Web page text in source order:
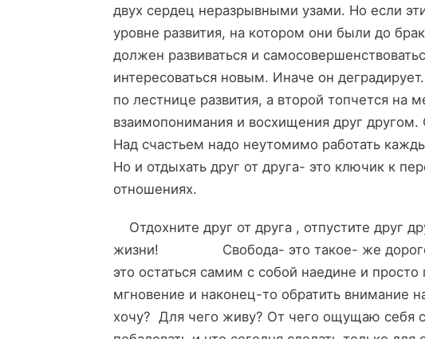
двух сердец неразрывными узами. Но если
уровне развития, на котором они были до
должен развиваться и
интересоваться новым. Иначе он
по лестнице развития, а второй топчется на
взаимопонимания и восхищения друг
Над счастьем надо неутомимо работать
Но и отдыхать друг от друга- это ключик к
отношениях.
Отдохните друг от друга , отпустите друг
жизни! Свобода- это такое- же дорогое
это остаться самим с собой наедине и
мгновение и наконец-то обратить внимание
хочу? Для чего живу? От чего ощущаю себя